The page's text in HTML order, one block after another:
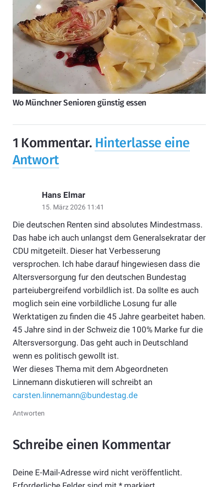
Wo Münchner Senioren günstig essen
1 Kommentar. Hinterlasse eine
Antwort
Hans Elmar
15. März 2026 11:41
Die deutschen Renten sind absolutes Mindestmass.
Das habe ich auch unlangst dem Generalsekratar der
CDU mitgeteilt. Dieser hat Verbesserung
versprochen. Ich habe darauf hingewiesen dass die
Altersversorgung fur den deutschen Bundestag
parteiubergreifend vorbildlich ist. Da sollte es auch
moglich sein eine vorbildliche Losung fur alle
Werktatigen zu finden die 45 Jahre gearbeitet haben.
45 Jahre sind in der Schweiz die 100% Marke fur die
Altersversorgung. Das geht auch in Deutschland
wenn es politisch gewollt ist.
Wer dieses Thema mit dem Abgeordneten
Linnemann diskutieren will schreibt an
carsten.linnemann@bundestag.de
Antworten
Schreibe einen Kommentar
Deine E-Mail-Adresse wird nicht veröffentlicht.